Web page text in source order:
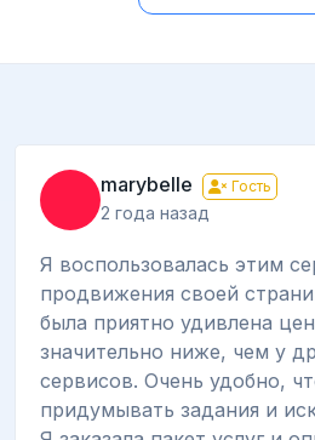
marybelle Гость
2 года назад
Я воспользовалась этим
продвижения своей
была приятно удивлена
значительно ниже, чем у
сервисов. Очень удобно,
придумывать задания и